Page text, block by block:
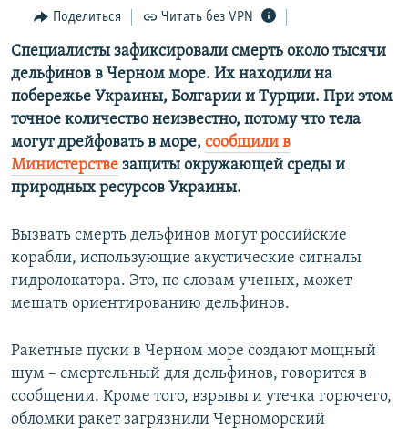
Вернутся
поиску
ИНТЕРАКТИВ
ИНФОГРАФИКА
ТЕЛЕПРОЕКТ КРЫМ.РЕАЛИИ
СОВЕТЫ ПРАВОЗАЩИТНИКОВ
ПРОПАВШИЕ БЕЗ ВЕСТИ
ПОБЕДИТЕЛЕЙ НЕ СУДЯТ?
ELIFBE
УКРАИНСКАЯ ПРОБЛЕМА КРЫМА
РАДІО СВОБОДА
КАК ОБОЙТИ БЛОКИРОВКУ
Українською
Qırımtatar
ПРИСОЕДИНЯЙТЕСЬ!
Все сайты RFE/RL
Поделиться Читать без VPN
Специалисты зафиксировали смерть около тысячи
дельфинов в Черном море. Их находили на
побережье Украины, Болгарии и Турции. При этом
точное количество неизвестно, потому что тела
могут дрейфовать в море, сообщили в
Министерстве защиты окружающей среды и
природных ресурсов Украины.
Вызвать смерть дельфинов могут российские
корабли, использующие акустические сигналы
гидролокатора. Это, по словам ученых, может
мешать ориентированию дельфинов.
Ракетные пуски в Черном море создают мощный
шум – смертельный для дельфинов, говорится в
сообщении. Кроме того, взрывы и утечка горючего,
обломки ракет загрязнили Черноморский